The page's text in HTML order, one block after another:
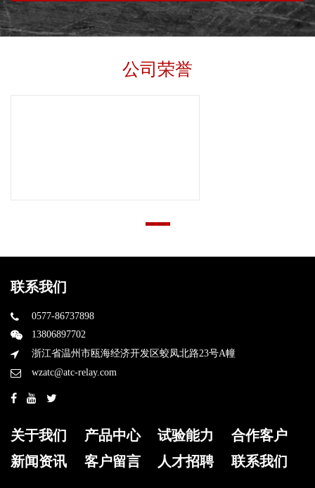
公司荣誉
联系我们
0577-86737898
13806897702
浙江省温州市瓯海经济开发区蛟凤北路23号A幢
wzatc@atc-relay.com
关于我们 产品中心 试验能力
合作客户
新闻资讯
客户留言 人才招聘 联系我们